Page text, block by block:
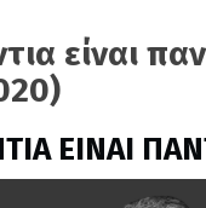
είναι
ΕΙΝΑΙ